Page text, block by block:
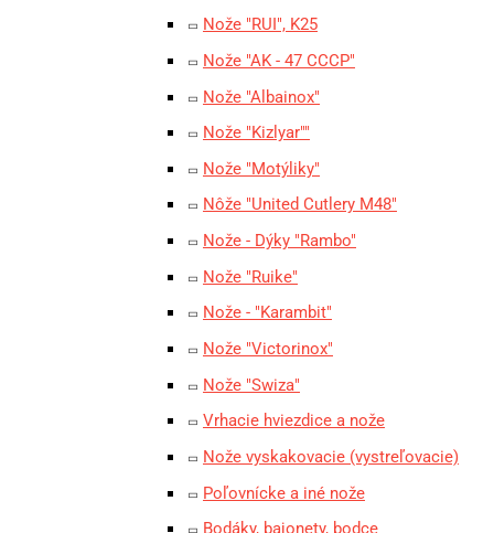
Nože "RUI", K25
Nože "AK - 47 CCCP"
Nože "Albainox"
Nože "Kizlyar""
Nože "Motýliky"
Nôže "United Cutlery M48"
Nože - Dýky "Rambo"
Nože "Ruike"
Nože - "Karambit"
Nože "Victorinox"
Nože "Swiza"
Vrhacie hviezdice a nože
Nože vyskakovacie (vystreľovacie)
Poľovnícke a iné nože
Bodáky, bajonety, bodce